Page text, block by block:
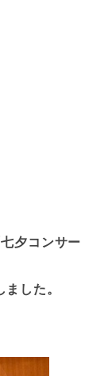
夕コンサー
ました。